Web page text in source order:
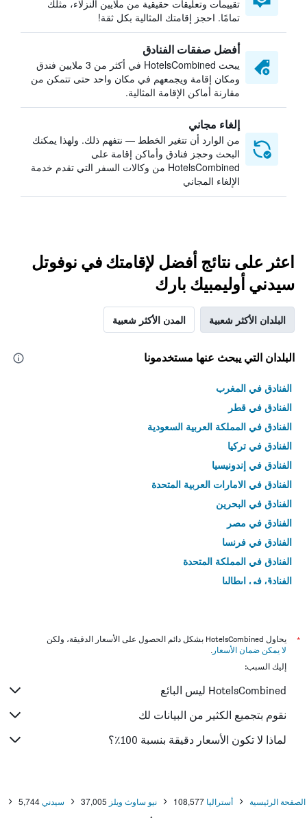
تقييمات وتعليقات حقيقية من ملايين النزلاء، مثلك
تمامًا. احجز إقامتك المثالية بكل ثقة!
أفضل صفقات الفنادق
يبحث HotelsCombined في أكثر من 3 ملايين فندق
ومكان إقامة ويجمعهم في مكان واحد حتى تتمكن من
مقارنة أماكن الإقامة المثالية.
إلغاء مجاني
من الوارد أن تتغير الخطط — نتفهم ذلك. ولهذا يمكنك
البحث وحجز فنادق وأماكن إقامة على
HotelsCombined من وكالات السفر التي تقدم خدمة
الإلغاء المجاني
اعثر على نتائج أفضل لإقامتك في نوفوتل
سيدني أوليمبيك بارك
البلدان الأكثر شعبية المدن الأكثر شعبية
البلدان التي يبحث عنها مستخدمونا
الفنادق في المغرب
الفنادق في قطر
الفنادق في المملكة العربية السعودية
الفنادق في تركيا
الفنادق في إندونيسيا
الفنادق في الامارات العربية المتحدة
الفنادق في البحرين
الفنادق في مصر
الفنادق في فرنسا
الفنادق في المملكة المتحدة
الفنادق في إيطاليا
*
يحاول HotelsCombined بشكل دائم الحصول على الأسعار الدقيقة، ولكن
لا يمكن ضمان الأسعار .
إليك السبب:
HotelsCombined ليس البائع
نقوم بتجميع الكثير من البيانات لك
لماذا لا تكون الأسعار دقيقة بنسبة 100٪؟
الصفحة الرئيسية أستراليا 108,577 نيو ساوث ويلز 37,005 سيدني 5,744